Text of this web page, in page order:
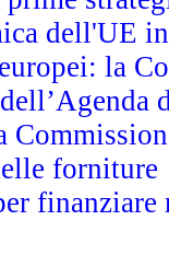
dell'UE
la
forniture
finanziare